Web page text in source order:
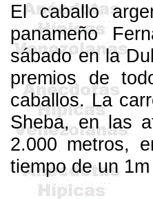
El caballo
panameño
sábado enla
premios de
caballos. La
Sheba, en las
2.000 metros,
tiempo de un